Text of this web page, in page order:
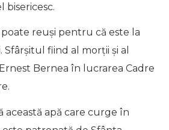
bisericesc.
poate reuşi pentru că este la
Sfârşitul fiind al morţii şi al
Bernea în lucrarea Cadre
această apă care curge în